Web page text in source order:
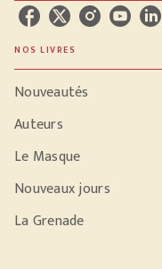
NOS LIVRES
Nouveautés
Auteurs
Le Masque
Nouveaux jours
La Grenade